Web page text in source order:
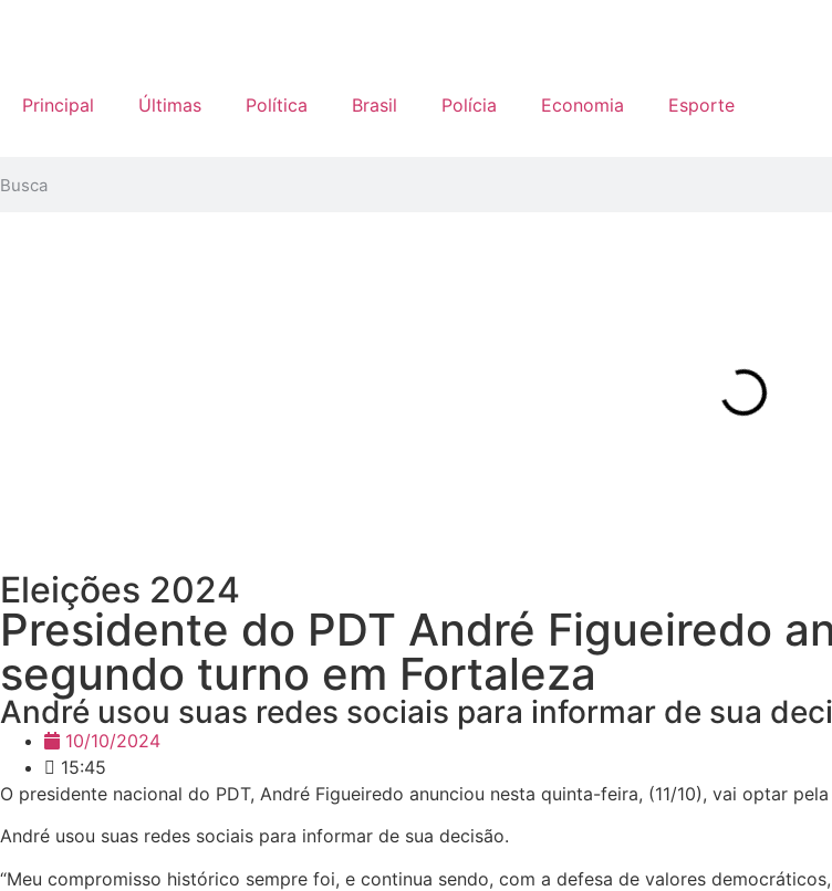
Principal Últimas Política Brasil Polícia Economia Esporte
Eleições 2024
Presidente do PDT André Figueiredo
segundo turno em Fortaleza
André usou suas redes sociais para informar de sua
10/10/2024
15:45
O presidente nacional do PDT, André Figueiredo anunciou nesta quinta-feira, (11/10), vai optar
André usou suas redes sociais para informar de sua decisão.
“Meu compromisso histórico sempre foi, e continua sendo, com a defesa de valores